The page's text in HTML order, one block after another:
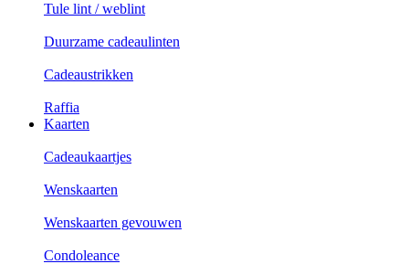
Tule lint / weblint
Duurzame cadeaulinten
Cadeaustrikken
Raffia
Kaarten
Cadeaukaartjes
Wenskaarten
Wenskaarten gevouwen
Condoleance